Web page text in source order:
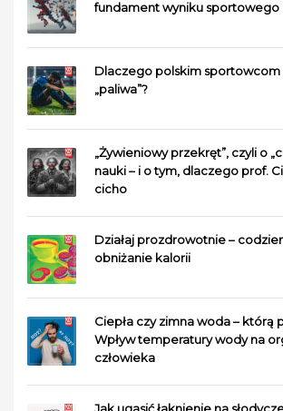
fundament wyniku sportowego
Dlaczego polskim sportowcom
„paliwa”?
„Żywieniowy przekręt”, czyli o
nauki – i o tym, dlaczego prof.
cicho
Działaj prozdrowotnie –
obniżanie kalorii
Ciepła czy zimna woda – którą
Wpływ temperatury wody na
człowieka